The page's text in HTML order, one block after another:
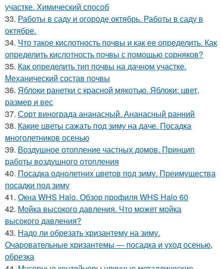
участке. Химический способ
33. Работы в саду и огороде октябрь. Работы в саду в
октябре.
34. Что такое кислотность почвы и как ее определить. Как
определить кислотность почвы с помощью сорняков?
35. Как определить тип почвы на дачном участке.
Механический состав почвы
36. Яблоки ранетки с красной мякотью. Яблоки: цвет,
размер и вес
37. Сорт винограда ананасный. Ананасный ранний
38. Какие цветы сажать под зиму на даче. Посадка
многолетников осенью
39. Воздушное отопление частных домов. Принцип
работы воздушного отопления
40. Посадка однолетних цветов под зиму. Преимущества
посадки под зиму
41. Окна WHS Halo. Обзор профиля WHS Halo 60
42. Мойка высокого давления. Что может мойка
высокого давления?
43. Надо ли обрезать хризантему на зиму.
Очаровательные хризантемы — посадка и уход осенью,
обрезка